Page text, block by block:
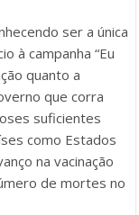
ser a única
à campanha “Eu
quanto a
que corra
suficientes
como Estados
na vacinação
de mortes no